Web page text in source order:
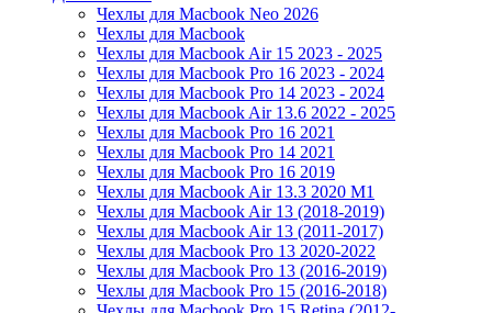
Чехлы для Macbook Neo 2026
Чехлы для Macbook
Чехлы для Macbook Air 15 2023 - 2025
Чехлы для Macbook Pro 16 2023 - 2024
Чехлы для Macbook Pro 14 2023 - 2024
Чехлы для Macbook Air 13.6 2022 - 2025
Чехлы для Macbook Pro 16 2021
Чехлы для Macbook Pro 14 2021
Чехлы для Macbook Pro 16 2019
Чехлы для Macbook Air 13.3 2020 M1
Чехлы для Macbook Air 13 (2018-2019)
Чехлы для Macbook Air 13 (2011-2017)
Чехлы для Macbook Pro 13 2020-2022
Чехлы для Macbook Pro 13 (2016-2019)
Чехлы для Macbook Pro 15 (2016-2018)